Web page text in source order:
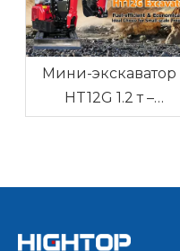
Мини-экскаватор
HT12G 1.2 т –
надёжная техника